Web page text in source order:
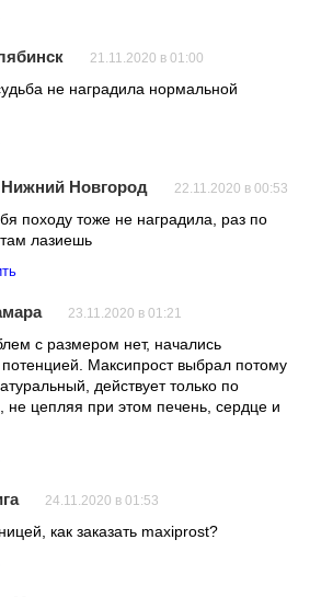
21.11.2020 в 01:00
не наградила нормальной
Нижний Новгород 22.11.2020 в 00:53
походу тоже не наградила, раз по
лазиешь
23.11.2020 в 01:21
с размером нет, начались
Максипрост выбрал потому
действует только по
не цепляя при этом печень, сердце и
24.11.2020 в 01:53
как заказать maxiprost?